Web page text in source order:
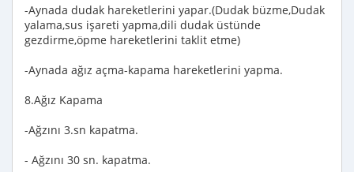
-Aynada dudak hareketlerini yapar.(Dudak büzme,Dudak
yalama,sus işareti yapma,dili dudak üstünde
gezdirme,öpme hareketlerini taklit etme)
-Aynada ağız açma-kapama hareketlerini yapma.
8.Ağız Kapama
-Ağzını 3.sn kapatma.
- Ağzını 30 sn. kapatma.